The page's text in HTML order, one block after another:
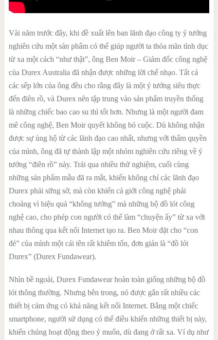
Vài năm trước đây, khi đề xuất lên ban lãnh đạo công ty ý tưởng
nghiên cứu một sản phẩm có thể giúp người ta thỏa mãn tình dục
từ xa một cách “như thật”, ông Ben Moir – Giám đốc công nghệ
của Durex Australia đã nhận được những lời chế nhạo. Tất cả
các sếp lớn của ông đều cho rằng đây là một ý tưởng siêu thực
đến điên rồ, và Durex nên tập trung vào sản phẩm truyền thống
là những chiếc bao cao su thì tốt hơn. Nhưng là một người đam
mê công nghệ, Ben Moir quyết không bỏ cuộc. Dù không nhận
được sự ủng hộ từ các lãnh đạo cao nhất, nhưng với thẩm quyền
của mình, ông đã tự thành lập một nhóm nghiên cứu riêng về ý
tưởng “điên rồ” này. Trải qua nhiều thử nghiệm, cuối cùng
những sản phẩm mẫu đã ra mắt, khiến không chỉ các lãnh đạo
Durex phải sững sờ, mà còn khiến cả giới công nghệ phải
choáng vì hiệu quả “không tưởng” mà những bộ đồ lót công
nghệ cao, cho phép con người có thể làm “chuyện ấy” từ xa với
nhau thông qua kết nối Internet tạo ra. Ben Moir đặt cho “con
đẻ” của mình một cái tên rất khiêm tốn, đơn giản là “đồ lót
Durex” (Durex Fundawear).
Nhìn bề ngoài, Durex Fundawear hoàn toàn giống những bộ đồ
lót thông thường. Nhưng bên trong, nó được gắn rất nhiều các
thiết bị cảm ứng có khả năng kết nối Internet. Bằng một chiếc
smartphone, người sử dụng có thể điều khiển những thiết bị này,
khiến chúng hoạt động theo ý muốn, dù đang ở rất xa. Ví dụ như